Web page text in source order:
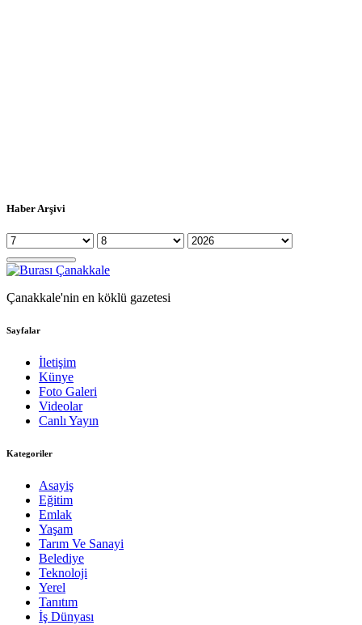
Haber Arşivi
Çanakkale'nin en köklü gazetesi
Sayfalar
İletişim
Künye
Foto Galeri
Videolar
Canlı Yayın
Kategoriler
Asayiş
Eğitim
Emlak
Yaşam
Tarım Ve Sanayi
Belediye
Teknoloji
Yerel
Tanıtım
İş Dünyası